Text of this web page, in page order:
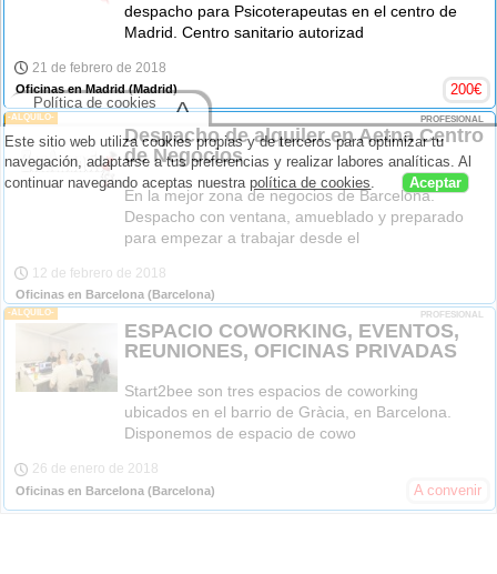
despacho para Psicoterapeutas en el centro de
Madrid. Centro sanitario autorizad
21 de febrero de 2018
Oficinas en Madrid(Madrid) 200€
-ALQUILO- PROFESIONAL
Despacho de alquiler en Aetna Centro
de Negocios
En la mejor zona de negocios de Barcelona.
Despacho con ventana, amueblado y preparado
para empezar a trabajar desde el
12 de febrero de 2018
Oficinas en Barcelona (Barcelona)
-ALQUILO- PROFESIONAL
ESPACIO COWORKING, EVENTOS,
REUNIONES, OFICINAS PRIVADAS
Start2bee son tres espacios de coworking
ubicados en el barrio de Gràcia, en Barcelona.
Disponemos de espacio de cowo
26 de enero de 2018
Oficinas en Barcelona (Barcelona) A convenir
Este sitio web utiliza cookies propias y de terceros para optimizar tu
navegación, adaptarse a tus preferencias y realizar labores analíticas. Al
continuar navegando aceptas nuestrapolítica de cookies Aceptar
Política de cookies ^